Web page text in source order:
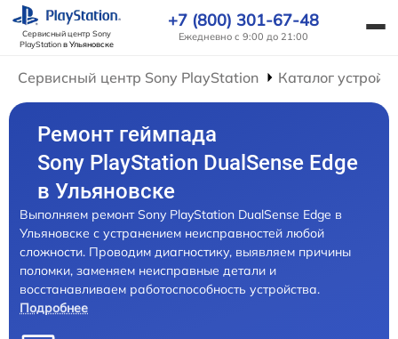
Сервисный центр Sony
PlayStationв Ульяновске
+7 (800) 301-67-48
Ежедневно с 9:00 до 21:00
Сервисный центр Sony PlayStation Каталог
Ремонт геймпада
Sony PlayStation DualSense Edge
в Ульяновске
Выполняем ремонт Sony PlayStation DualSense Edge в
Ульяновске с устранением неисправностей любой
сложности. Проводим диагностику, выявляем причины
поломки, заменяем неисправные детали и
восстанавливаем работоспособность устройства.
Подробнее